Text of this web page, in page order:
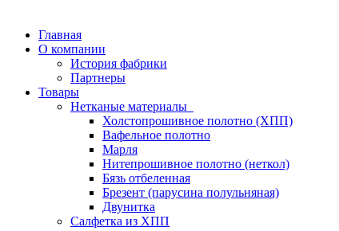
Главная
О компании
История фабрики
Партнеры
Товары
Нетканые материалы
Холстопрошивное полотно (ХПП)
Вафельное полотно
Марля
Нитепрошивное полотно (неткол)
Бязь отбеленная
Брезент (парусина полульняная)
Двунитка
Салфетка из ХПП